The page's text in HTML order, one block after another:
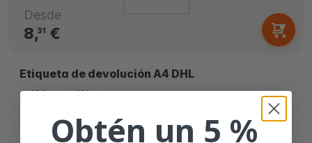
Desde
8,31 €
Etiqueta de devolución A4 DHL
102mm x 210mm
Adhesivo permanente
Obtén un 5 %